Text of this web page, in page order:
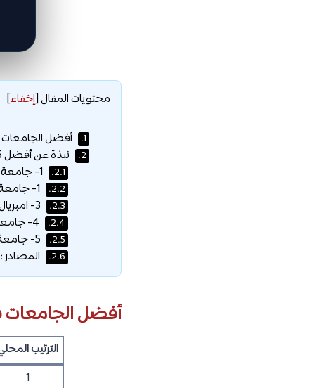
محتويات المقال[إخفاء]
1. أفضل الجامعات
2. نبذة عن أفضل 5 جامعات في بريطانيا:
2.1.
2.2.
2.3.
2.4.
2.5.
2.6. المصادر :
أفضل الجامعات
الترتيب
1